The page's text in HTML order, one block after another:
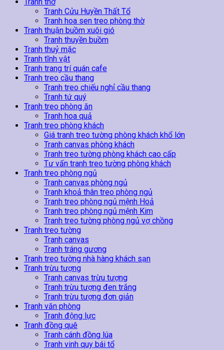
Tranh Cửu Huyền Thất Tổ
Tranh hoa sen treo phòng thờ
Tranh thuận buồm xuôi gió
Tranh thuyền buồm
Tranh thuỷ mặc
Tranh tĩnh vật
Tranh trang trí quán cafe
Tranh treo cầu thang
Tranh treo chiếu nghỉ cầu thang
Tranh tứ quý
Tranh treo phòng ăn
Tranh hoa quả
Tranh treo phòng khách
Giá tranh treo tường phòng khách khổ lớn
Tranh canvas phòng khách
Tranh treo tường phòng khách cao cấp
Tư vấn tranh treo tường phòng khách
Tranh treo phòng ngủ
Tranh canvas phòng ngủ
Tranh khoả thân treo phòng ngủ
Tranh treo phòng ngủ mệnh Hoả
Tranh treo phòng ngủ mệnh Kim
Tranh treo tường phòng ngủ vợ chồng
Tranh treo tường
Tranh canvas
Tranh tráng gương
Tranh treo tường nhà hàng khách sạn
Tranh trừu tượng
Tranh canvas trừu tượng
Tranh trừu tượng đen trắng
Tranh trừu tượng đơn giản
Tranh văn phòng
Tranh động lực
Tranh đồng quê
Tranh cánh đồng lúa
Tranh vinh quy bái tổ